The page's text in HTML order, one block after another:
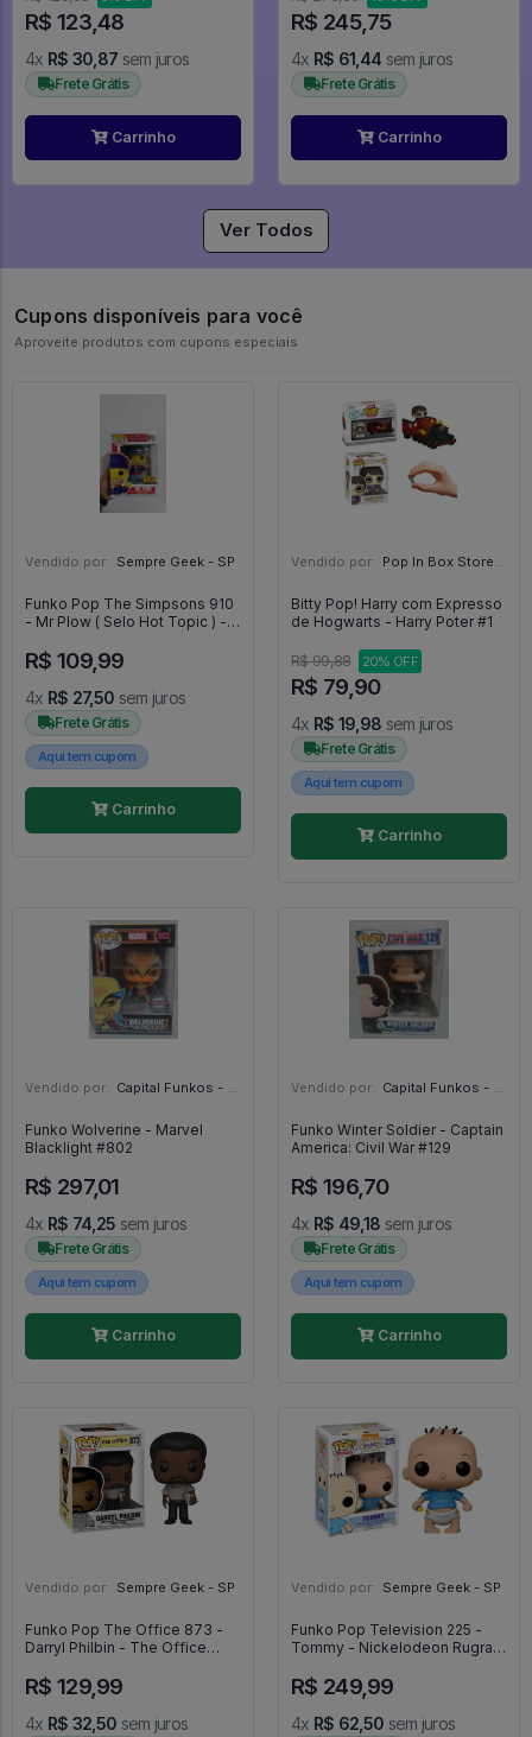
R$ 123,48
4x R$ 30,87 sem juros
Frete Grátis
Carrinho
Hero Academia
R$ 245,75
4x R$ 61,44 sem juros
Frete Grátis
Carrinho
Ver Todos
Cupons disponíveis para você
Aproveite produtos com cupons especiais
Vendido por: Sempre Geek - SP
Funko Pop The Simpsons 910
- Mr Plow ( Selo Hot Topic ) -
R$ 109,99
4x R$ 27,50 sem juros
Frete Grátis
Aqui tem cupom
Carrinho
Vendido por: Pop In Box Store | A Loja do Colecionador - SP
Bitty Pop! Harry com Expresso
de Hogwarts - Harry Poter #1
R$ 99,88 20% OFF
R$ 79,90
4x R$ 19,98 sem juros
Frete Grátis
Aqui tem cupom
Carrinho
Vendido por: Capital Funkos - DF
Funko Wolverine - Marvel
Blacklight #802
R$ 297,01
4x R$ 74,25 sem juros
Frete Grátis
Aqui tem cupom
Carrinho
Vendido por: Capital Funkos - DF
Funko Winter Soldier - Captain
America: Civil War #129
R$ 196,70
4x R$ 49,18 sem juros
Frete Grátis
Aqui tem cupom
Carrinho
Vendido por: Sempre Geek - SP
Funko Pop The Office 873 -
Darryl Philbin - The Office
R$ 129,99
4x R$ 32,50 sem juros
Vendido por: Sempre Geek - SP
Funko Pop Television 225 -
Tommy - Nickelodeon Rugrats
R$ 249,99
4x R$ 62,50 sem juros